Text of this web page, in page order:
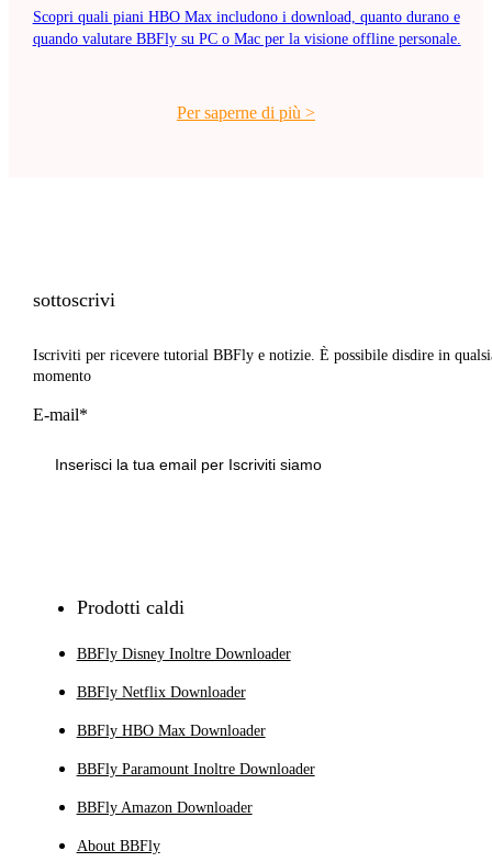
Scopri quali piani HBO Max includono i download, quanto durano e
quando valutare BBFly su PC o Mac per la visione offline personale.
Per saperne di più >
sottoscrivi
Iscriviti per ricevere tutorial BBFly e notizie. È possibile disdire in
momento
E-mail*
Prodotti caldi
BBFly Disney Inoltre Downloader
BBFly Netflix Downloader
BBFly HBO Max Downloader
BBFly Paramount Inoltre Downloader
BBFly Amazon Downloader
About BBFly